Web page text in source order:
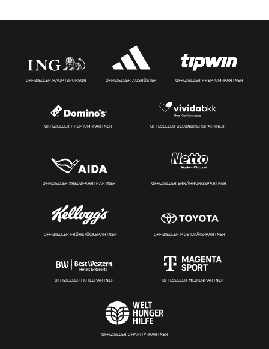
OFFIZIELLER HAUPTSPONSOR OFFIZIELLER AUSRÜSTER OFFIZIELLER PREMIUM-PARTNER
OFFIZIELLER PREMIUM-PARTNER OFFIZIELLER GESUNDHEITSPARTNER
OFFIZIELLER KREUZFAHRTPARTNER OFFIZIELLER ERNÄHRUNGSPARTNER
OFFIZIELLER FRÜHSTÜCKSPARTNER OFFIZIELLER MOBILITÄTS-PARTNER
OFFIZIELLER HOTELPARTNER OFFIZIELLER MEDIENPARTNER
OFFIZIELLER CHARITY-PARTNER